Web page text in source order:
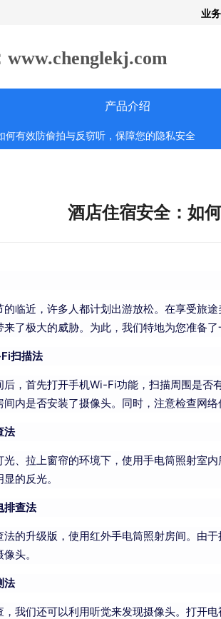
业
www.chenglekj.com
产品介绍
何有效防偷拍与反窃听，保障您的隐私安全
酒店住宿安全：如
的临近，许多人都计划出游放松。在享受旅
来了极大的威胁。为此，我们特地为您准备
扫描法
后，首先打开手机Wi-Fi功能，扫描周围是否
内是否安装了摄像头。同时，注意检查网
法
光、拉上窗帘的环境下，使用手电筒照射室
的反光。
排查法
法的升级版，使用红外手电筒照射房间。由
头。
法
，我们还可以利用听觉来发现摄像头。打开